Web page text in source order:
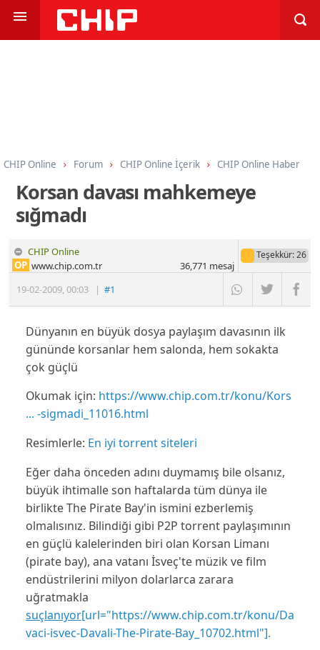
CHIP Online Forum CHIP Online İçerik CHIP Online Haber
Korsan davası mahkemeye
sığmadı
CHIP Online
19-02-2009,00:03 |#1
OP www.chip.com.tr
Teşekkür: 26
36,771 mesaj
Dünyanın en büyük dosya paylaşım davasının ilk
gününde korsanlar hem salonda, hem sokakta
çok güçlü
Okumak için: https://www.chip.com.tr/konu/Kors
... -sigmadi_11016.html
Resimlerle: En iyi torrent siteleri
Eğer daha önceden adını duymamış bile olsanız,
büyük ihtimalle son haftalarda tüm dünya ile
birlikteThe Pirate Bay'in ismini ezberlemiş
olmalısınız. Bilindiği gibi P2P torrent paylaşımının
en güçlü kalelerinden biri olan Korsan Limanı
(pirate bay), ana vatanı İsveç'te müzik ve film
endüstrilerini milyon dolarlarca zarara
uğratmakla
suçlanıyor[url="https://www.chip.com.tr/konu/Da
vaci-isvec-Davali-The-Pirate-Bay_10702.html"].